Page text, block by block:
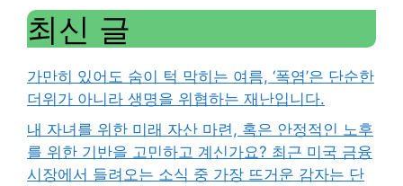
최신 글
가만히 있어도 숨이 턱 막히는 여름, ‘폭염’은 단순한
더위가 아니라 생명을 위협하는 재난입니다.
내 자녀를 위한 미래 자산 마련, 혹은 안정적인 노후
를 위한 기반을 고민하고 계신가요? 최근 미국 금융
시장에서 들려오는 소식 중 가장 뜨거운 감자는 단